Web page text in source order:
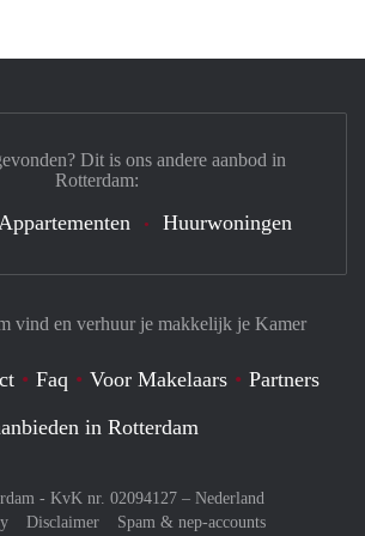
vind en verhuur je makkelijk je Kamer
Faq Voor Makelaars
Partners
in Rotterdam
- KvK nr. 02094127 – Nederland
Disclaimer Spam & nep-accounts
Dit is ons andere aanbod in
Rotterdam:
Huurwoningen